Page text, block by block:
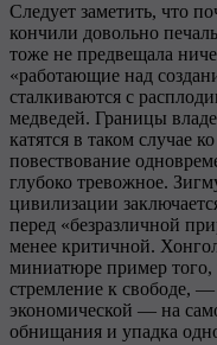
Следует заметить, что
кончили довольно
тоже не предвещала
«работающие над
сталкиваются с
медведей. Границы
катятся в таком случае
повествование
глубоко тревожное.
цивилизации
перед «безразличной
менее критичной.
миниатюре пример
стремление к свободе,
экономической — на
обнищания и упадка